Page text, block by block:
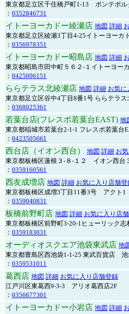
東京都足立区千住橋戸町1-13 ポンテポル
： 0352846731
イトーヨーカドー綾瀬店 地図 詳細
東京都足立区綾瀬3丁目4-25イトーヨーカ
： 0356978351
イトーヨーカドー昭島店 地図 詳細
東京都昭島市田中町５６２-１イトーヨー
： 0425006151
ららテラス北綾瀬店 地図 詳細 お気に
東京都足立区谷中4丁目8番1号 ららテラス
： 0368025361
若葉台店(フレスポ若葉台EAST) 地
東京都稲城市若葉台2-1-1 フレスポ若葉台
： 0423505661
西台店（イオン西台） 地図 詳細 お
東京都板橋区蓮根３-８-１２ イオン西台
： 0359160561
西友成増店 地図 詳細 お気に入り店舗登
東京都板橋区成増3丁目11番3号 アクト
： 0359040831
板橋前野町店 地図 詳細 お気に入り店
東京都板橋区前野町3-20-1ヒューリック志
： 0359183031
オーディオスクエア池袋東武店 地
東京都豊島区西池袋1-1-25 東武百貨店
： 0359531011
葛西店 地図 詳細 お気に入り店舗登録
江戸川区東葛西9-3-3 アリオ葛西店2F
： 0356677301
イトーヨーカドー小岩店 地図 詳細